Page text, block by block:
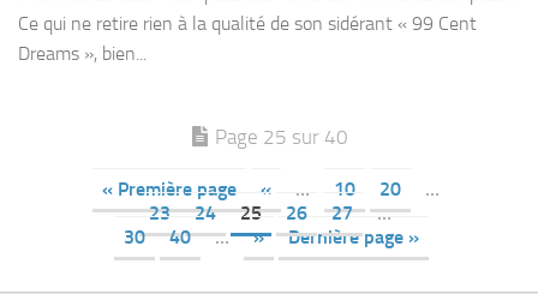
Ce qui ne retire rien à la qualité de son sidérant « 99 Cent
Dreams », bien...
Page 25 sur 40
« Première page « … 10 20
…
23
24 25 26 27
…
30
40 … » Dernière page »